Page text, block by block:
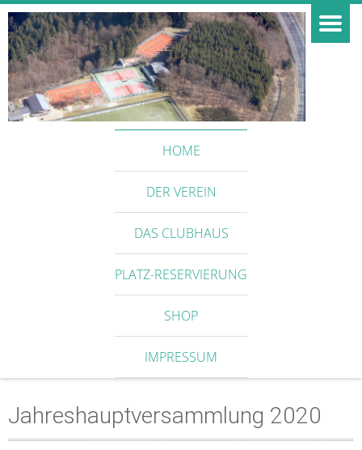
HOME
DER VEREIN
DAS CLUBHAUS
PLATZ-RESERVIERUNG
SHOP
IMPRESSUM
Jahreshauptversammlung 2020